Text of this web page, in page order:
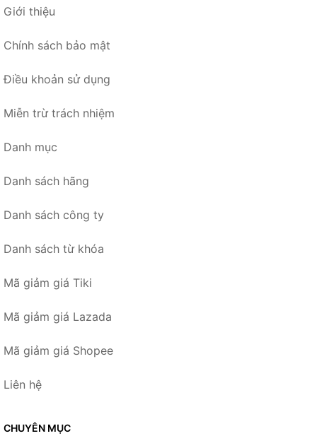
Giới thiệu
Chính sách bảo mật
Điều khoản sử dụng
Miễn trừ trách nhiệm
Danh mục
Danh sách hãng
Danh sách công ty
Danh sách từ khóa
Mã giảm giá Tiki
Mã giảm giá Lazada
Mã giảm giá Shopee
Liên hệ
CHUYÊN MỤC